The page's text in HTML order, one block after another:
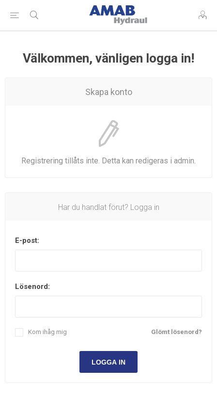
Välkommen, vänligen logga in!
Skapa konto
Registrering tillåts inte. Detta kan redigeras i admin.
Har du handlat förut? Logga in
E-post:
Lösenord:
Glömt lösenord?
Kom ihåg mig
LOGGA IN